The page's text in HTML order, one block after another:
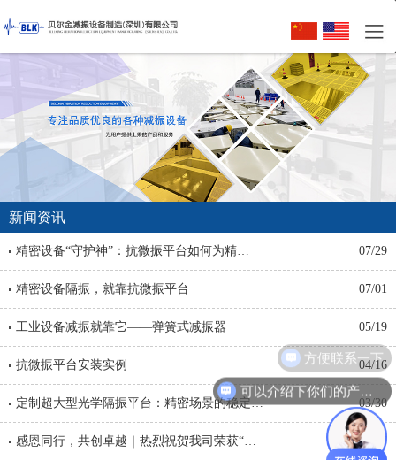
新闻资讯
精密设备“守护神”：抗微振平台如何为精… 07/29
精密设备隔振，就靠抗微振平台 07/01
工业设备减振就靠它——弹簧式减振器 05/19
抗微振平台安装实例 04/16
定制超大型光学隔振平台：精密场景的稳定… 03/30
感恩同行，共创卓越｜热烈祝贺我司荣获“… 01/27
可以介绍下你们的产品么？
方便联系一下